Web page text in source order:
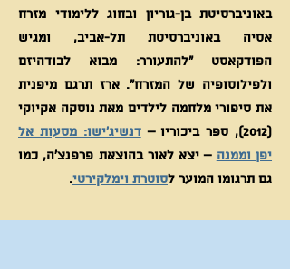
באוניברסיטת בן-גוריון ובחוג ללימודי מזרח
אסיה באוניברסיטת תל-אביב, ומגיש
הפודקאסט ״להתעורר: מבוא לבודהיזם
ולפילוסופיה של המזרח״. ארז תרגם מיפנית
את סיפורי מלחמה לילדים מאת נוסקה אקיוקי
(2012), ספר ביכוריו –
דנשיג'ישו: מסעות אל
יפן וממנה – יצא לאור בהוצאת פרפנצ'ה, כמו
גם תרגומו המוער לסוטרת וימלקירטי.